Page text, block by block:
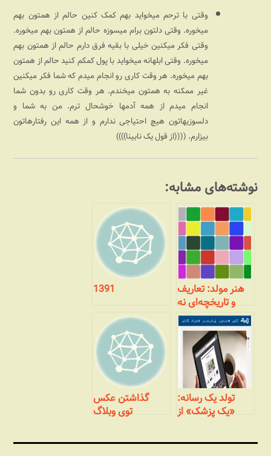
وقتی با ترحم میخواید بهم کمک کنین حالم از همتون بهم
میخوره. وقتی دلتون برام میسوزه حالم از همتون بهم میخوره.
وقتی فکر میکنین خیلی با بقیه فرق دارم حالم از همتون بهم
میخوره. وقتی ابلهانه میخواید با پول کمکم کنید حالم از همتون
بهم میخوره. هر وقت کاری رو انجام میدم که شما فکر میکنین
غیر ممکنه به همتون میخندم. هر وقت کاری رو بدون شما
انجام میدم از همه آدمها خوشحال ترم. من به شما و
دلسوزیهاتون هیچ احتیاجی ندارم و از همه این رفتارهاتون
بیزارم. ((((از قول یک نابینا))))
نوشته‌های مشابه:
هنر مولد: تعاریف
و تاریخچه‌ای نه
چندان مختصر
1391
تولد یک رسانه:
«یک پزشک» از
وبلاگ تا رسانه‌ای
جمعی
گذاشتن عکس
توی وبلاگ